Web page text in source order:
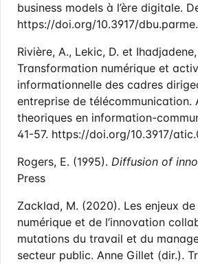
business models à l’ère digitale.
https://doi.org/10.3917/
Rivière, A., Lekic, D. et
Transformation numérique et
informationnelle des cadres
entreprise de télécommunication.
theoriques en information-
41-57. https://doi.org/10.3917/
Rogers, E. (1995). Diffusion of
Press
Zacklad, M. (2020). Les enjeux
numérique et de l’innovation
mutations du travail et du
secteur public. Anne Gillet (dir.).